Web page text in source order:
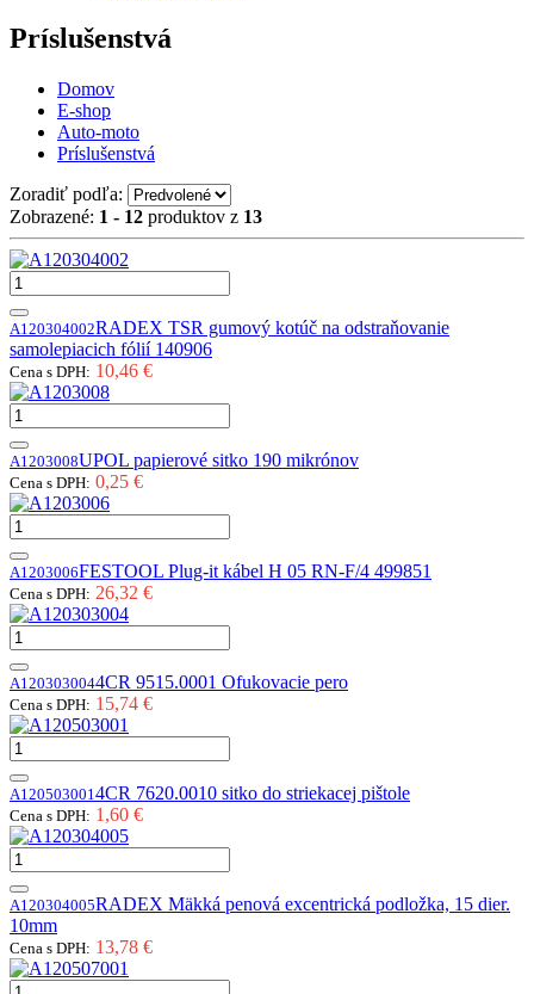
Príslušenstvá
Domov
E-shop
Auto-moto
Príslušenstvá
Zoradiť podľa:
Zobrazené: 1 - 12 produktov z 13
A120304002RADEX TSR gumový kotúč na odstraňovanie
samolepiacich fólií 140906
Cena s DPH: 10,46 €
A1203008UPOL papierové sitko 190 mikrónov
Cena s DPH: 0,25 €
A1203006FESTOOL Plug-it kábel H 05 RN-F/4 499851
Cena s DPH: 26,32 €
A1203030044CR 9515.0001 Ofukovacie pero
Cena s DPH: 15,74 €
A1205030014CR 7620.0010 sitko do striekacej pištole
Cena s DPH: 1,60 €
A120304005RADEX Mäkká penová excentrická podložka, 15 dier.
10mm
Cena s DPH: 13,78 €